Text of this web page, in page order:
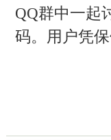
QQ群中一起
码。用户凭